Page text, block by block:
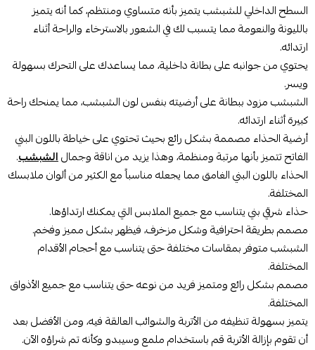
السطح الداخلي للشبشب يتميز بأنه متساوي ومنتظم، كما أنه يتميز
بالليونة والنعومة مما يتسبب لك في الشعور بالاسترخاء والراحة أثناء
ارتدائه.
يحتوي من جوانبه على بطانة داخلية، مما يساعدك على التحرك بسهولة
ويسر.
الشبشب مزود ببطانة على أرضيته بنفس لون الشبشب، مما يمنحك راحة
كبيرة أثناء ارتدائه.
أرضية الحذاء مصممة بشكل رائع بحيث تحتوي على خياطة باللون البني
الفاتح تتميز بأنها مرتبة ومنظمة، وهذا يزيد من اناقة وجمالالشبشب.
الحذاء باللون البني الغامق مما يجعله مناسباً مع الكثير من ألوان ملابسك
المختلفة.
حذاء شرقي بني يتناسب مع جميع الملابس التي يمكنك ارتداؤها.
مصمم بطريقة احترافية وشكل مزخرف، فيظهر بشكل مميز وفخم.
الشبشب متوفر بمقاسات مختلفة حتى يتناسب مع أحجام الأقدام
المختلفة.
مصمم بشكل رائع ومتميز فريد من نوعه حتى يتناسب مع جميع الأذواق
المختلفة.
يتميز بسهولة تنظيفه من الأتربة والشوائب العالقة فيه، ومن الأفضل بعد
أن تقوم بإزالة الأتربة قم باستخدام ملمع وسيبدو وكأنه تم شراؤه الآن.